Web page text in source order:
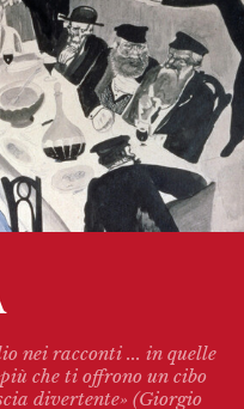
nei racconti ... in quelle
che ti offrono un cibo
divertente» (Giorgio